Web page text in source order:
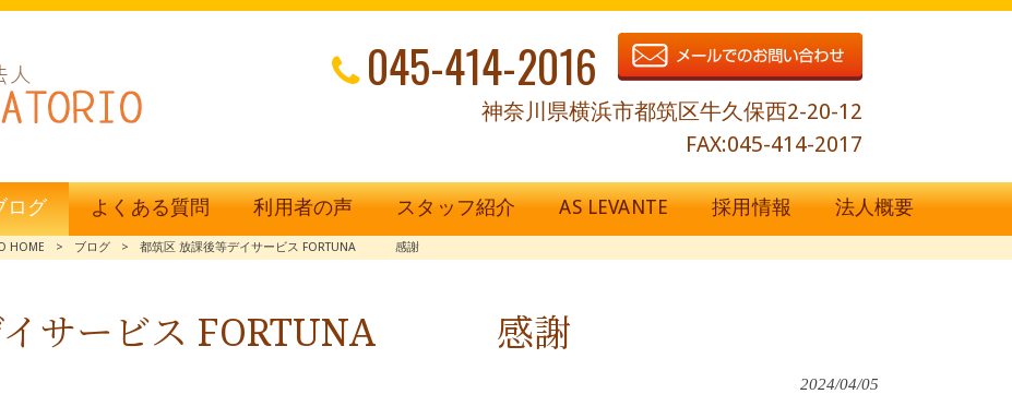
045-414-2016
神奈川県横浜市都筑区牛久保西2-20-12
FAX:045-414-2017
ログ よくある質問 利用者の声 スタッフ紹介 AS LEVANTE 採用情報 法人概要
HOME > ブログ > 都筑区 放課後等デイサービス FORTUNA 感謝
イサービス FORTUNA 感謝
2024/04/05